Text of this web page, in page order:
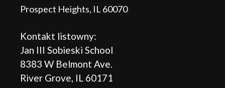
Prospect Heights, IL 60070
Kontakt listowny:
Jan III Sobieski School
8383 W Belmont Ave.
River Grove, IL 60171